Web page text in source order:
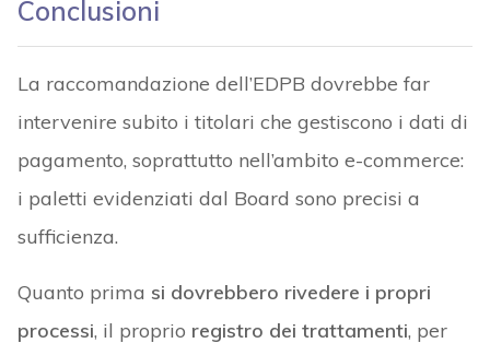
Conclusioni
La raccomandazione dell’EDPB dovrebbe far
intervenire subito i titolari che gestiscono i dati di
pagamento, soprattutto nell’ambito e-commerce:
i paletti evidenziati dal Board sono precisi a
sufficienza.
Quanto prima si dovrebbero rivedere i propri
processi, il proprio registro dei trattamenti, per